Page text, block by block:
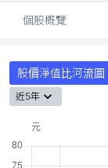
個股概覽
股價淨值比河流圖
近5年